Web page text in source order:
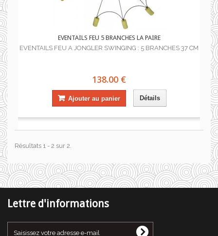
EVENTAILS FEU 5 BRANCHES LA PAIRE
EVENTAILS FEU A JONGLER SWINGING : 5 BRANCHES 37 CM
138.00 €
Ajouter au panier Détails
Résultats 1 - 2 sur 2.
Lettre d'informations